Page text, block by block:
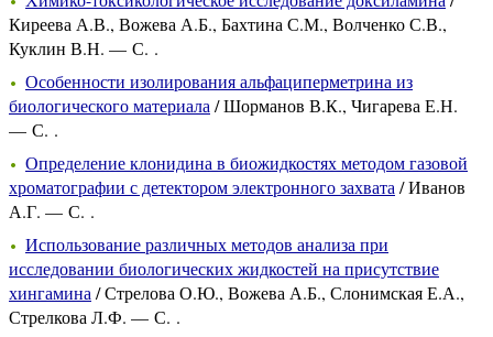
Киреева А.В., Вожева А.Б., Бахтина С.М., Волченко С.В.,
Куклин В.Н. — С. .
Особенности изолирования альфациперметрина из
биологического материала / Шорманов В.К., Чигарева Е.Н.
— С. .
Определение клонидина в биожидкостях методом газовой
хроматографии с детектором электронного захвата / Иванов
А.Г. — С. .
Использование различных методов анализа при
исследовании биологических жидкостей на присутствие
хингамина / Стрелова О.Ю., Вожева А.Б., Слонимская Е.А.,
Стрелкова Л.Ф. — С. .